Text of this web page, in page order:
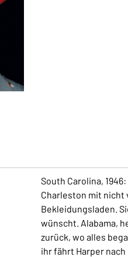
South Carolina,
Charleston mit nicht
Bekleidungsladen.
wünscht. Alabama,
zurück, wo alles
ihr fährt Harper